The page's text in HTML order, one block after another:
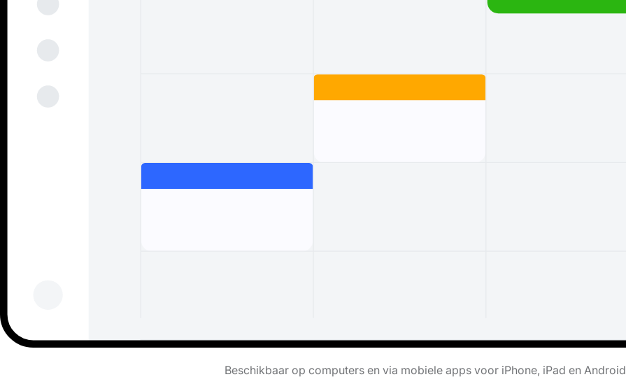
Beschikbaar op computers en via mobiele apps voor iPhone, iPad en Android